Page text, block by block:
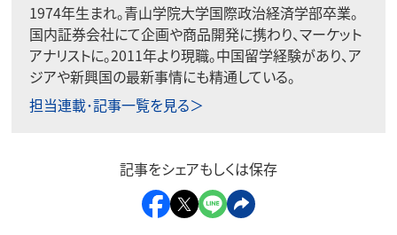
1974年生まれ。青山学院大学国際政治経済学部卒業。
国内証券会社にて企画や商品開発に携わり、マーケット
アナリストに。2011年より現職。中国留学経験があり、ア
ジアや新興国の最新事情にも精通している。
担当連載･記事一覧を見る＞
記事をシェアもしくは保存